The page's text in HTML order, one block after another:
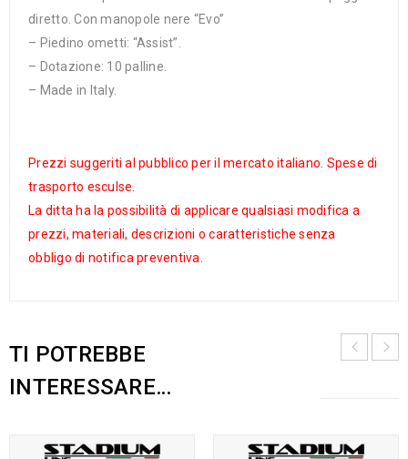
diretto. Con manopole nere “Evo”
– Piedino ometti: “Assist”.
– Dotazione: 10 palline.
– Made in Italy.
Prezzi suggeriti al pubblico per il mercato italiano. Spese di
trasporto esculse.
La ditta ha la possibilità di applicare qualsiasi modifica a
prezzi, materiali, descrizioni o caratteristiche senza
obbligo di notifica preventiva.
TI POTREBBE
INTERESSARE…